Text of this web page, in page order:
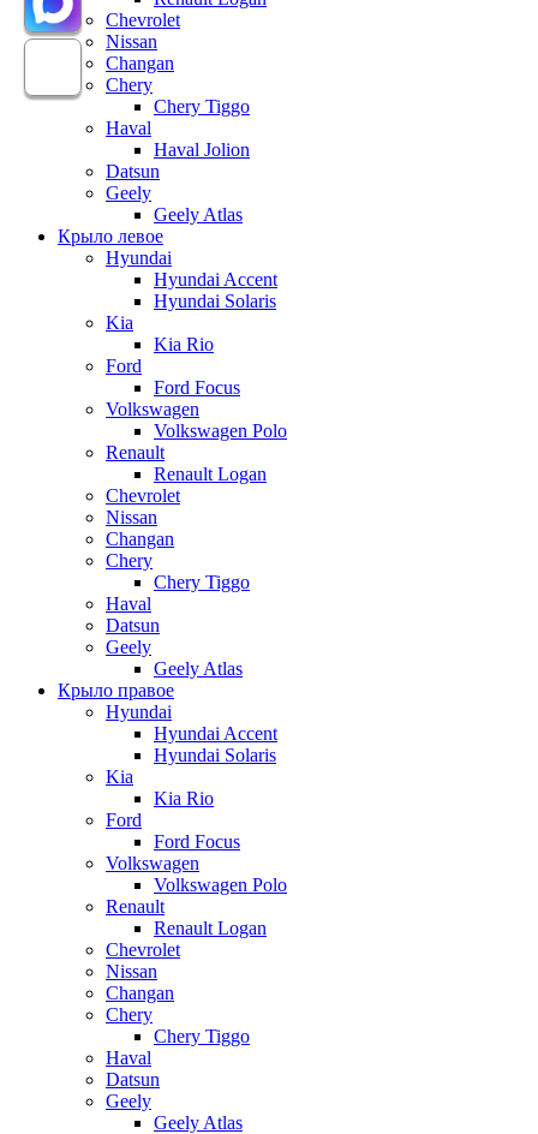
Chevrolet
Nissan
Changan
Chery
Chery Tiggo
Haval
Haval Jolion
Datsun
Geely
Geely Atlas
Крыло левое
Hyundai
Hyundai Accent
Hyundai Solaris
Kia
Kia Rio
Ford
Ford Focus
Volkswagen
Volkswagen Polo
Renault
Renault Logan
Chevrolet
Nissan
Changan
Chery
Chery Tiggo
Haval
Datsun
Geely
Geely Atlas
Крыло правое
Hyundai
Hyundai Accent
Hyundai Solaris
Kia
Kia Rio
Ford
Ford Focus
Volkswagen
Volkswagen Polo
Renault
Renault Logan
Chevrolet
Nissan
Changan
Chery
Chery Tiggo
Haval
Datsun
Geely
Geely Atlas